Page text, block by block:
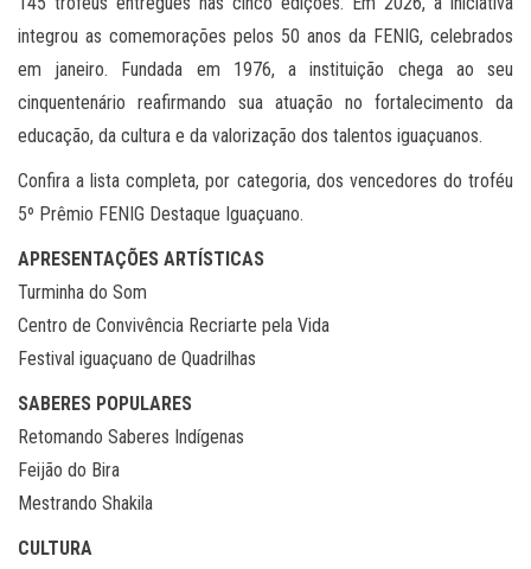
integrou as comemorações pelos 50 anos da FENIG, celebrados
em janeiro. Fundada em 1976, a instituição chega ao seu
cinquentenário reafirmando sua atuação no fortalecimento da
educação, da cultura e da valorização dos talentos iguaçuanos.
Confira a lista completa, por categoria, dos vencedores do troféu
5º Prêmio FENIG Destaque Iguaçuano.
APRESENTAÇÕES ARTÍSTICAS
Turminha do Som
Centro de Convivência Recriarte pela Vida
Festival iguaçuano de Quadrilhas
SABERES POPULARES
Retomando Saberes Indígenas
Feijão do Bira
Mestrando Shakila
CULTURA